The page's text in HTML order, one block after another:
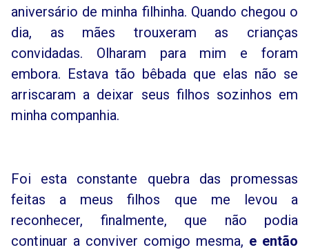
aniversário de minha filhinha. Quando chegou o
dia, as mães trouxeram as crianças
convidadas. Olharam para mim e foram
embora. Estava tão bêbada que elas não se
arriscaram a deixar seus filhos sozinhos em
minha companhia.
Foi esta constante quebra das promessas
feitas a meus filhos que me levou a
reconhecer, finalmente, que não podia
continuar a conviver comigo mesma, e então